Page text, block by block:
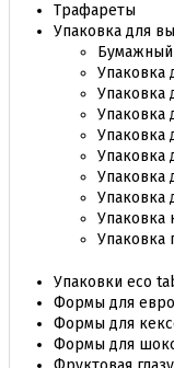
Трафареты
Упаковка для
Бумажный
Упаковка
Упаковка
Упаковка
Упаковка
Упаковка
Упаковка
Упаковка
Упаковка
Упаковка
Упаковки eco
Формы для
Формы для
Формы для